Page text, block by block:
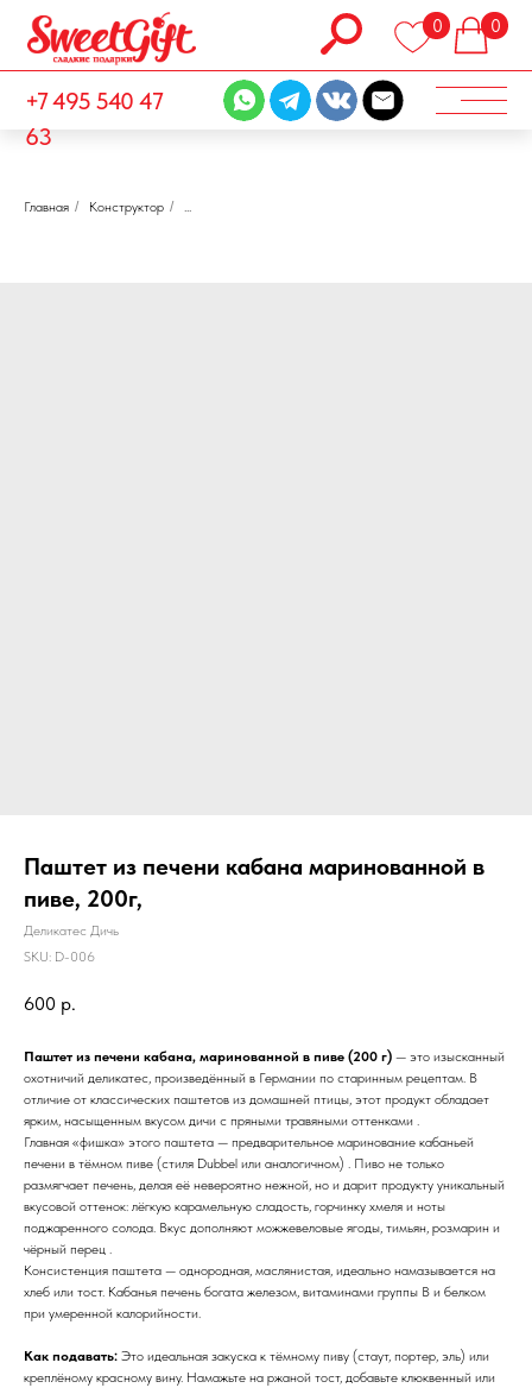
+7 495 540 47
63
0
Главная / Конструктор / ...
Паштет из печени кабана маринованной в
пиве, 200г,
Деликатес Дичь
SKU: D-006
600 р.
Паштет из печени кабана, маринованной в пиве (200 г) — это изысканный
охотничий деликатес, произведённый в Германии по старинным рецептам. В
отличие от классических паштетов из домашней птицы, этот продукт обладает
ярким, насыщенным вкусом дичи с пряными травяными оттенками .
Главная «фишка» этого паштета — предварительное маринование кабаньей
печени в тёмном пиве (стиля Dubbel или аналогичном) . Пиво не только
размягчает печень, делая её невероятно нежной, но и дарит продукту уникальный
вкусовой оттенок: лёгкую карамельную сладость, горчинку хмеля и ноты
поджаренного солода. Вкус дополняют можжевеловые ягоды, тимьян, розмарин и
чёрный перец .
Консистенция паштета — однородная, маслянистая, идеально намазывается на
хлеб или тост. Кабанья печень богата железом, витаминами группы B и белком
при умеренной калорийности.
Как подавать: Это идеальная закуска к тёмному пиву (стаут, портер, эль) или
креплёному красному вину. Намажьте на ржаной тост, добавьте клюквенный или